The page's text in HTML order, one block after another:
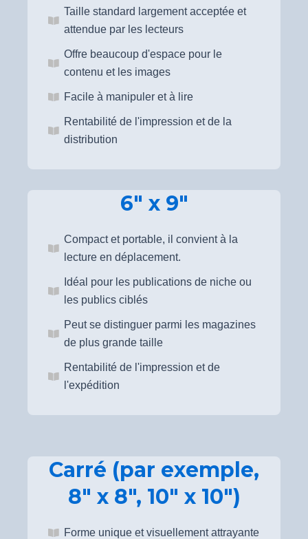
Taille standard largement acceptée et
attendue par les lecteurs
Offre beaucoup d'espace pour le
contenu et les images
Facile à manipuler et à lire
Rentabilité de l'impression et de la
distribution
6" x 9"
Compact et portable, il convient à la
lecture en déplacement.
Idéal pour les publications de niche ou
les publics ciblés
Peut se distinguer parmi les magazines
de plus grande taille
Rentabilité de l'impression et de
l'expédition
Carré (par exemple,
8" x 8", 10" x 10")
Forme unique et visuellement attrayante